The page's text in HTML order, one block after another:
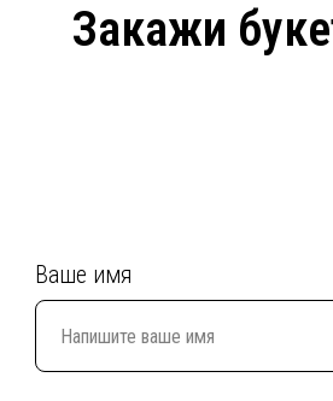
Закажи
Ваше имя